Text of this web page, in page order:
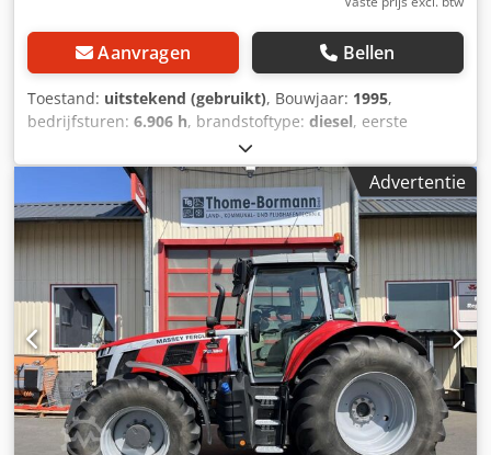
Aanvragen Bellen
Toestand: uitstekend (gebruikt), Bouwjaar: 1995,
bedrijfsturen: 6.906 h, brandstoftype: diesel, eerste
rood
airconditioning, UITSTEKENDE STAAT FRANS
REGISTRATIEBEWIJS = Meer informatie = Modeljaar: 1995
Vooras: Bestuurbaar Aandrijving: Wiel Ledig gewicht: 6.350
kg Laadvermogen: 5.430 kg Codpozphhrofx Ag Usrf
Maximaal toelaatbaar gewicht: 11.780 kg Technische staat:
zeer goed Optische staat: zeer goed Neem contact op met
Thierry Leemans voor meer informatie.
Advertentie